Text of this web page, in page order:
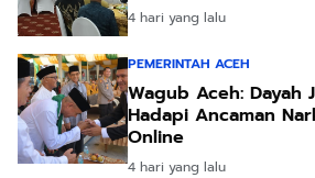
4 hari yang lalu
PEMERINTAH ACEH
Wagub Aceh: Dayah
Hadapi Ancaman
Online
4 hari yang lalu